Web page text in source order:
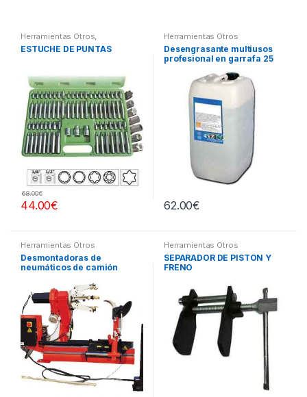
Herramientas Otros,
Herramientas De Mano ,
Herramientas De Mano,
otros
ESTUCHE DE PUNTAS
44.00€
68.00€
Herramientas Otros
Desengrasante multiusos
profesional en garrafa 25
62.00€
Herramientas Otros
Desmontadoras de
neumáticos de camión
Herramientas Otros
SEPARADOR DE PISTÓN Y
FRENO